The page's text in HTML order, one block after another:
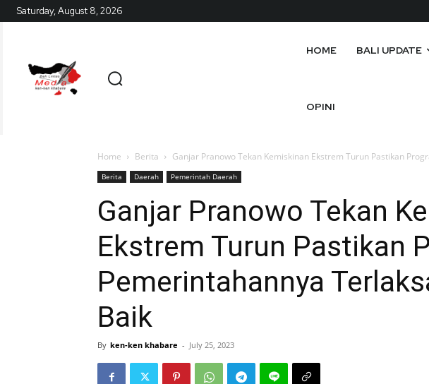
Saturday, August 8, 2026
HOME BALI UPDATE
OPINI
Home Berita Ganjar Pranowo Tekan Kemiskinan Ekstrem Turun Pastikan
Berita Daerah Pemerintah Daerah
Ganjar Pranowo Tekan
Ekstrem Turun Pastikan
Pemerintahannya
Baik
By ken-ken khabare - July 25, 2023